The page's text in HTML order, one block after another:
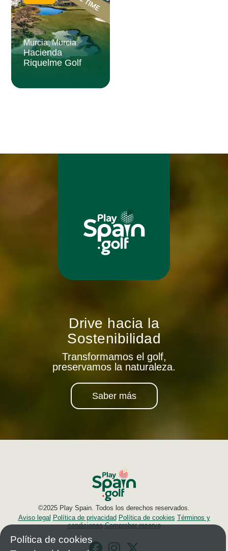
Murcia, Murcia
Hacienda
Riquelme Golf
Drive hacia la
Sostenibilidad
Transformamos el golf,
preservamos la naturaleza.
Saber más
©2025 Play Spain. Todos los derechos reservados.
Aviso legal Política de privacidad Política de cookies Términos y
condiciones Comprobar reserva
Política de cookies